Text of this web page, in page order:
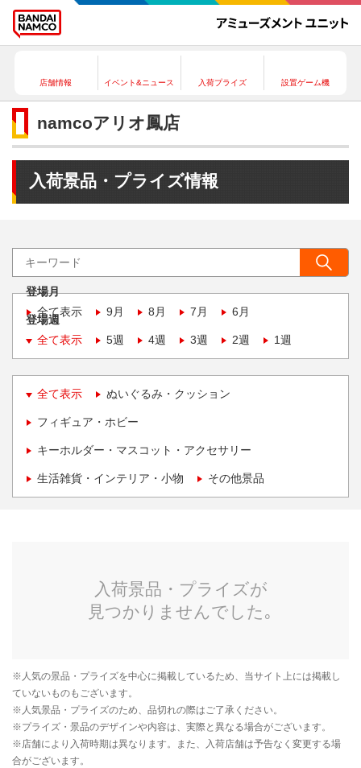
店舗情報 イベント&ニュース 入荷プライズ 設置ゲーム機
namcoアリオ鳳店
入荷景品・プライズ情報
登場月
全て表示
9月 8月 7月 6月
登場週
全て表示
5週 4週 3週 2週 1週
全て表示 ぬいぐるみ・クッション
フィギュア・ホビー
キーホルダー・マスコット・アクセサリー
生活雑貨・インテリア・小物 その他景品